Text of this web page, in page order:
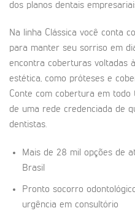
dos planos dentais
Na linha Clássica você conta
para manter seu sorriso em
encontra coberturas voltadas
estética, como próteses e
Conte com cobertura em
de uma rede credenciada de
dentistas.
Mais de 28 mil opções de
Brasil
Pronto socorro
urgência em consultório